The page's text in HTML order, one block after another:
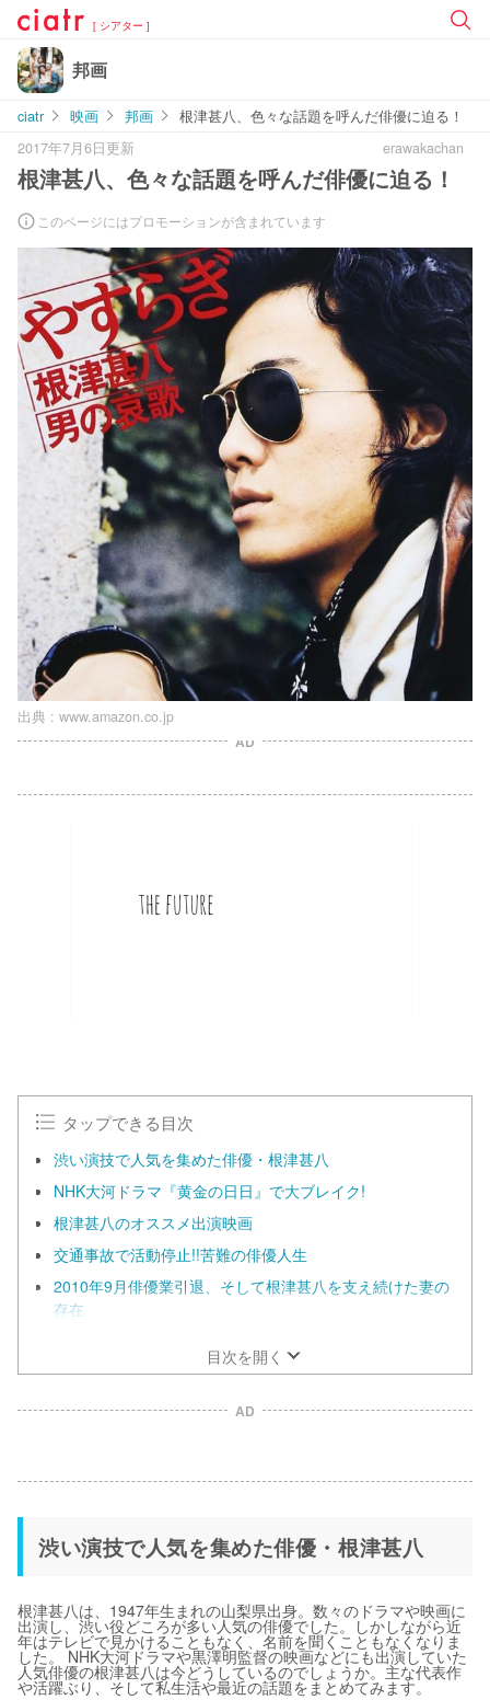
[ シアター ]
邦画
ciatr 映画 邦画
根津甚八、色々な話題を呼んだ俳優に迫る！
2017年7月6日更新
erawakachan
根津甚八、色々な話題を呼んだ俳優に迫る！
このページにはプロモーションが含まれています
出典 : www.amazon.co.jp
AD
タップできる目次
渋い演技で人気を集めた俳優・根津甚八
NHK大河ドラマ『黄金の日日』で大ブレイク!
根津甚八のオススメ出演映画
交通事故で活動停止!!苦難の俳優人生
2010年9月俳優業引退、そして根津甚八を支え続けた妻の
存在
目次を開く
AD
渋い演技で人気を集めた俳優・根津甚八
根津甚八は、1947年生まれの山梨県出身。数々のドラマや映画に
出演し、渋い役どころが多い人気の俳優でした。しかしながら近
年はテレビで見かけることもなく、名前を聞くこともなくなりま
した。 NHK大河ドラマや黒澤明監督の映画などにも出演していた
人気俳優の根津甚八は今どうしているのでしょうか。主な代表作
や活躍ぶり、そして私生活や最近の話題をまとめてみます。